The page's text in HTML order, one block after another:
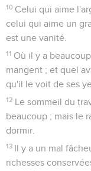
10 Celui qui aime
celui qui aime un
est une vanité.
11 Où il y a
mangent ; et quel
qu'il le voit de ses
12 Le sommeil du
beaucoup ; mais le
dormir.
13 Il y a un mal
richesses